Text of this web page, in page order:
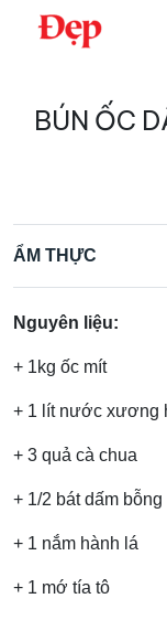
Chuyển
kiếm
BÚN ỐC
ẨM THỰC
Nguyên liệu:
+ 1kg ốc mít
+ 1 lít nước xương
+ 3 quả cà chua
+ 1/2 bát dấm
+ 1 nắm hành lá
+ 1 mớ tía tô